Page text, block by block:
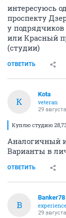
интересуюсь
проспекту
у подрядчиков
или Красный
(студии)
ОТВЕТИТЬ
K
Kota
veteran
29
Куплю студию
Аналогичный
Варианты в
ОТВЕТИТЬ
B
Banker78
29